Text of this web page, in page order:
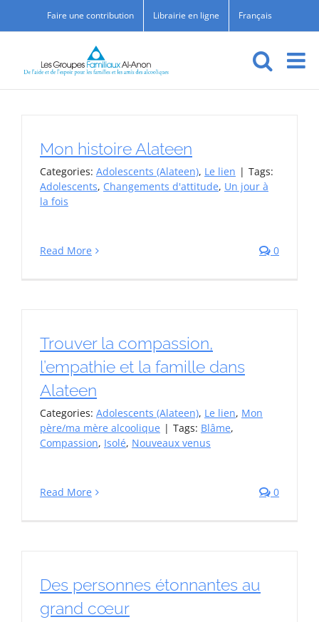
to
Faire une contribution Librairie en ligne Français
Mon histoire Alateen
Categories: Adolescents (Alateen), Le lien | Tags:
Adolescents, Changements d'attitude, Un jour à
la fois
Read More 0
Trouver la compassion,
l’empathie et la famille dans
Alateen
Categories: Adolescents (Alateen), Le lien, Mon
père/ma mère alcoolique | Tags: Blâme,
Compassion, Isolé, Nouveaux venus
Read More 0
Des personnes étonnantes au
grand cœur